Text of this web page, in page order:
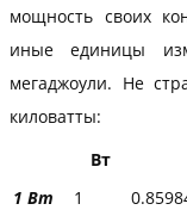
мощность своих
иные единицы
мегаджоули. Не
киловатты:
Вт
1 Вт
1